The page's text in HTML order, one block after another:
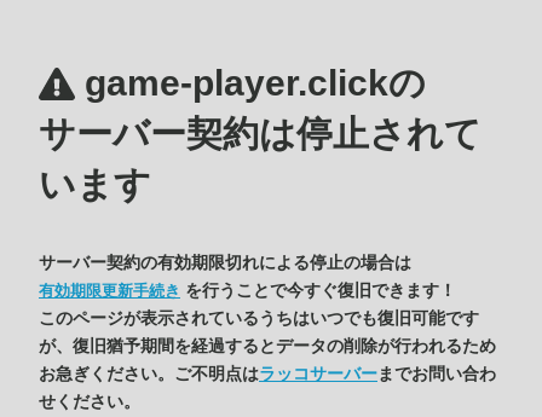
game-player.clickの
サーバー契約は停止されて
います
サーバー契約の有効期限切れによる停止の場合は
有効期限更新手続き を行うことで今すぐ復旧できます！
このページが表示されているうちはいつでも復旧可能です
が、復旧猶予期間を経過するとデータの削除が行われるため
お急ぎください。ご不明点はラッコサーバーまでお問い合わ
せください。